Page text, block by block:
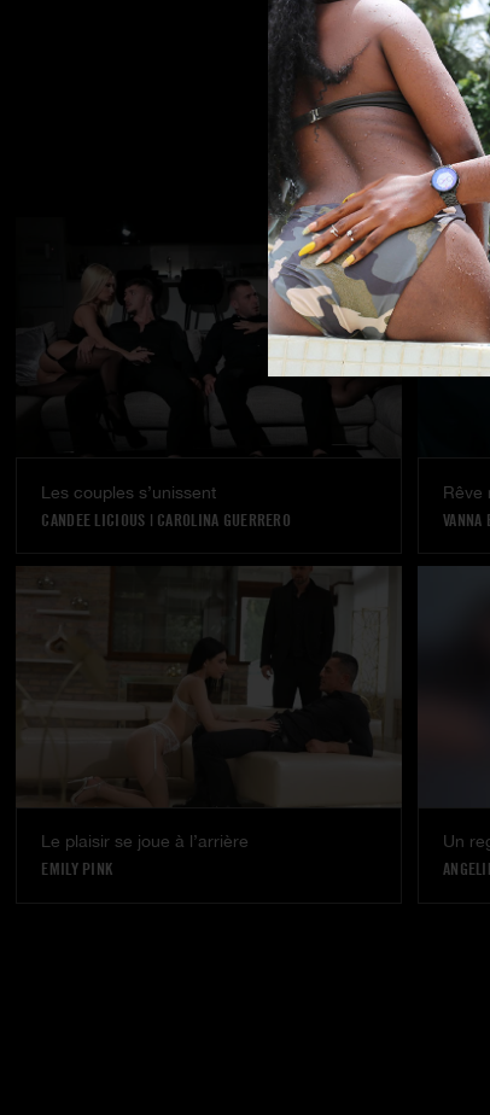
Les couples s’unissent
CANDEE LICIOUS | CAROLINA GUERRERO
Rêve
VANNA
Le plaisir se joue à l’arrière
EMILY PINK
Un